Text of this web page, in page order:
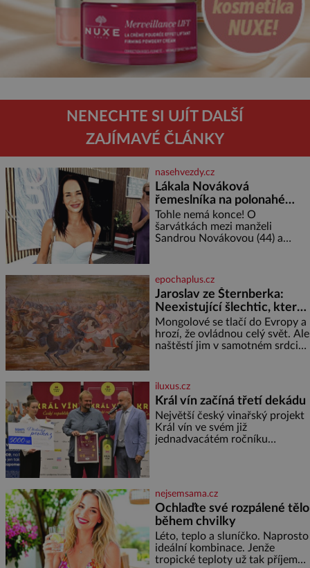
NENECHTE SI UJÍT DALŠÍ
ZAJÍMAVÉ ČLÁNKY
nasehvezdy.cz
Lákala Nováková
řemeslníka na polonahé
tělo!
Tohle nemá konce! O
šarvátkách mezi manželi
Sandrou Novákovou (44) a
by doufal, že horká zem u
herečky ze seriálu Ulice a
režiséra vychladne,
epochaplus.cz
Jaroslav ze Šternberka:
Neexistující šlechtic, který
z Moravy vyžene Mongoly
Mongolové se tlačí do Evropy a
hrozí, že ovládnou celý svět. Ale
naštěstí jim v samotném srdci
dobyvatelské hordy zastavit. Co
nedokáže žádná z asijských říší,
co nedokážou Němci – to
dokáže český král. Nebo že by
ne? Mongolové od roku 1223
postupují podél Kaspického a
iluxus.cz
Král vín začíná třetí dekádu
Největší český vinařský projekt
Král vín ve svém již
jednadvacátém ročníku
nejsemsama.cz
Ochlaďte své rozpálené tělo
během chvilky
Léto, teplo a sluníčko. Naprosto
ideální kombinace. Jenže
tropické teploty už tak příjemné